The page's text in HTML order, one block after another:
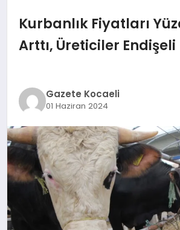
EKONOMI
SPOR
SIYASET
YAŞAM
DÜNYA
Kurbanlık Fiyatları
Arttı, Üreticiler Endişeli
Gazete Kocaeli
01 Haziran 2024